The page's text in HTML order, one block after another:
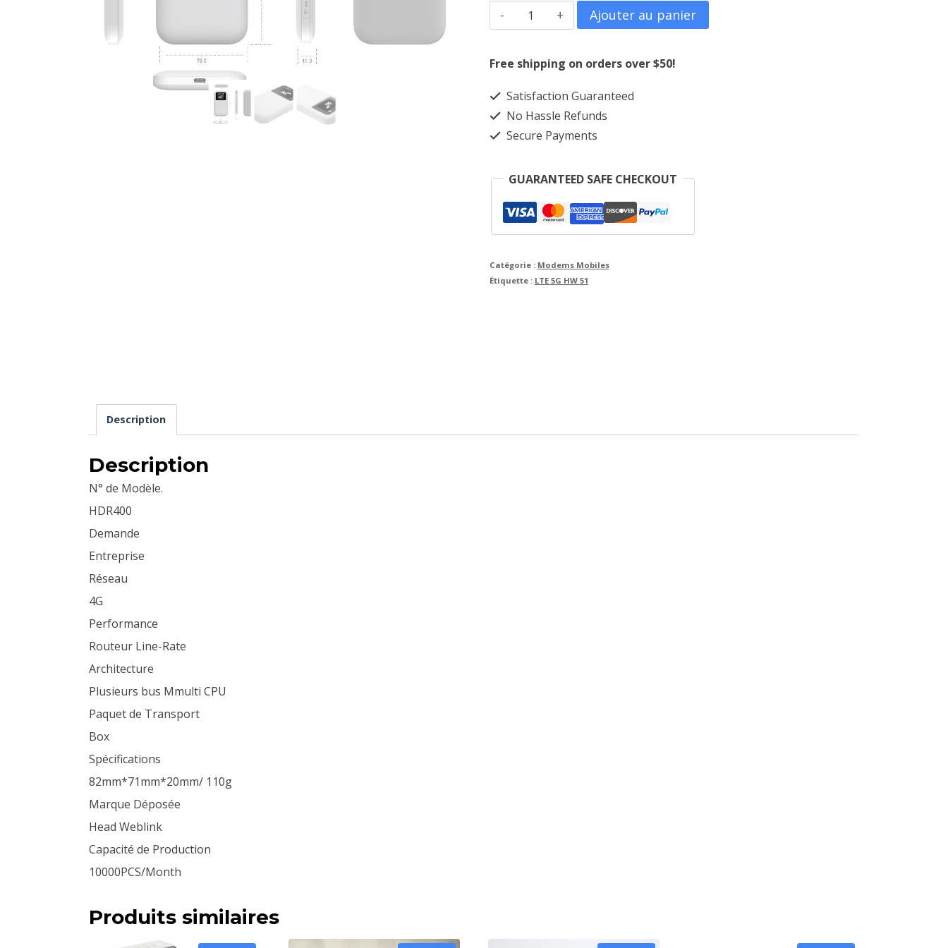
23,000CFA.17,500CFA.
quantité
de
LTE
HW
51
Ajouter au panier
Free shipping on orders over $50!
Satisfaction Guaranteed
No Hassle Refunds
Secure Payments
GUARANTEED SAFE CHECKOUT
Catégorie : Modems Mobiles
Étiquette : LTE 5G HW 51
Description
Description
N° de Modèle.
HDR400
Demande
Entreprise
Réseau
4G
Performance
Routeur Line-Rate
Architecture
Plusieurs bus Mmulti CPU
Paquet de Transport
Box
Spécifications
82mm*71mm*20mm/ 110g
Marque Déposée
Head Weblink
Capacité de Production
10000PCS/Month
Produits similaires